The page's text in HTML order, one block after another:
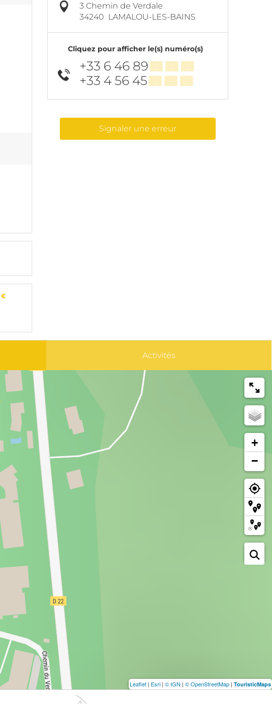
€
3 Chemin de Verdale
34240 LAMALOU-LES-BAINS
Cliquez pour afficher le(s) numéro(s)
+33 6 46 89▒▒ ▒▒ ▒▒
+33 4 56 45▒▒ ▒▒ ▒▒
Signaler une erreur
Activités
+
−
Leaflet | Esri | © IGN | © OpenStreetMap | TouristicMaps